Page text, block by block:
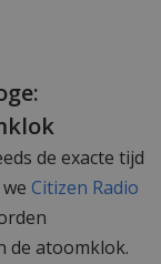
de exacte tijd
Citizen Radio
de atoomklok.